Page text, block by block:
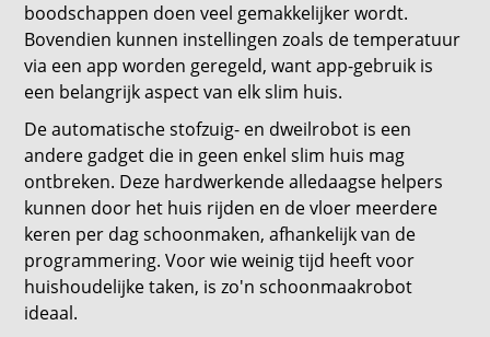
boodschappen doen veel gemakkelijker wordt.
Bovendien kunnen instellingen zoals de temperatuur
via een app worden geregeld, want app-gebruik is
een belangrijk aspect van elk slim huis.
De automatische stofzuig- en dweilrobot is een
andere gadget die in geen enkel slim huis mag
ontbreken. Deze hardwerkende alledaagse helpers
kunnen door het huis rijden en de vloer meerdere
keren per dag schoonmaken, afhankelijk van de
programmering. Voor wie weinig tijd heeft voor
huishoudelijke taken, is zo'n schoonmaakrobot
ideaal.